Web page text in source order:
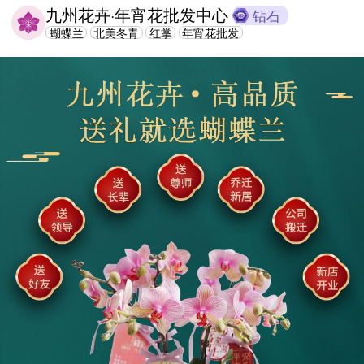
九州花卉·年宵花批发中心 钻石
蝴蝶兰 北美冬青 红掌 年宵花批发